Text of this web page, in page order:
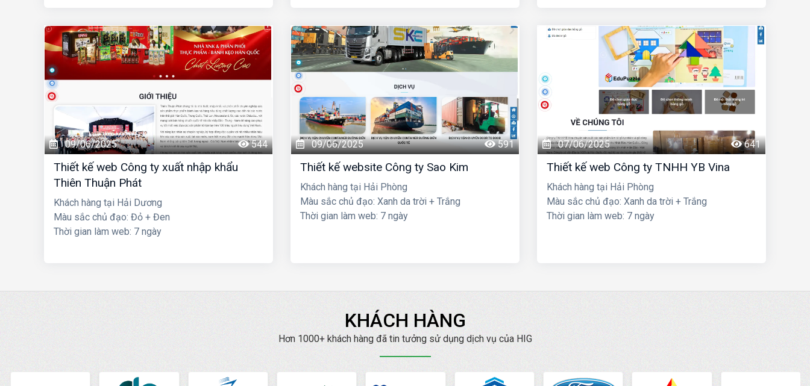
09/06/2025 544
Thiết kế web Công ty xuất nhập khẩu
Thiên Thuận Phát
Khách hàng tại Hải Dương
Màu sắc chủ đạo: Đỏ + Đen
Thời gian làm web: 7 ngày
09/06/2025 591
Thiết kế website Công ty Sao Kim
Khách hàng tại Hải Phòng
Màu sắc chủ đạo: Xanh da trời + Trắng
Thời gian làm web: 7 ngày
07/06/2025 641
Thiết kế web Công ty TNHH YB Vina
Khách hàng tại Hải Phòng
Màu sắc chủ đạo: Xanh da trời + Trắng
Thời gian làm web: 7 ngày
KHÁCH HÀNG
Hơn 1000+ khách hàng đã tin tưởng sử dụng dịch vụ của HIG